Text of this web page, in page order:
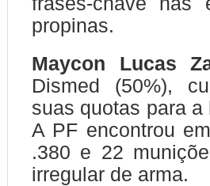
propinas.
Maycon Lucas
Dismed (50%),
suas quotas para
A PF encontrou
.380 e 22
irregular de arma.